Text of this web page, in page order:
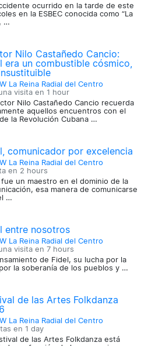
ocurrido en la tarde de este
en la ESBEC conocida como “La
…
Nilo Castañedo Cancio:
era un combustible cósmico,
La Reina Radial del Centro
visita en 1 hour
Nilo Castañedo Cancio recuerda
aquellos encuentros con el
la Revolución Cubana …
comunicador por excelencia
La Reina Radial del Centro
en 2 hours
fue un maestro en el dominio de la
esa manera de comunicarse
…
entre nosotros
La Reina Radial del Centro
visita en7 hours
de Fidel, su lucha por la
la soberanía de los pueblos y …
de las Artes Folkdanza
La Reina Radial del Centro
en 1 day
de las Artes Folkdanza está